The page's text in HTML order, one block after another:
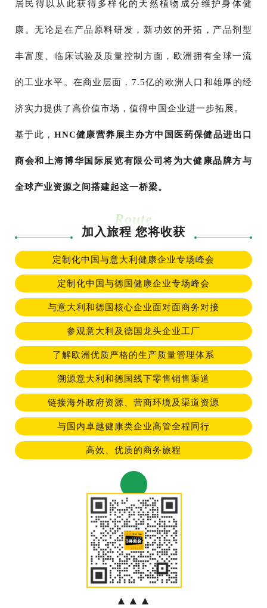
居民得以从此获得多样化的天然植物成分维护身体健
康。无论是在产品原料研发，新功效的开拓，产品剂型
丰富度、临床试验及质量控制方面，欧洲拥有全球一流
的工业水平。在商业层面，7.5亿的欧洲人口和雄厚的经
济实力提供了高价值市场，值得中国企业进一步拓展。
基于此， HNC健康营养展主办方中国医药保健品进出口
商会和上海博华国际展览有限公司将为大健康品牌方与
全球产业资源之间搭建起这一桥梁。
Route
加入旅程 您将收获
定制化中国与意大利健康企业专场峰会
定制化中国与德国健康企业专场峰会
与意大利和德国核心企业面对面商务对接
参观意大利及德国龙头企业工厂
了解欧洲优质严格的生产质量管理体系
溯源意大利和德国线下零售销售渠道
链接海外政府资源、营商环境及渠道资源
与国内卓越健康类企业高管全程同行
高效、优质的商务旅程
▲▲▲